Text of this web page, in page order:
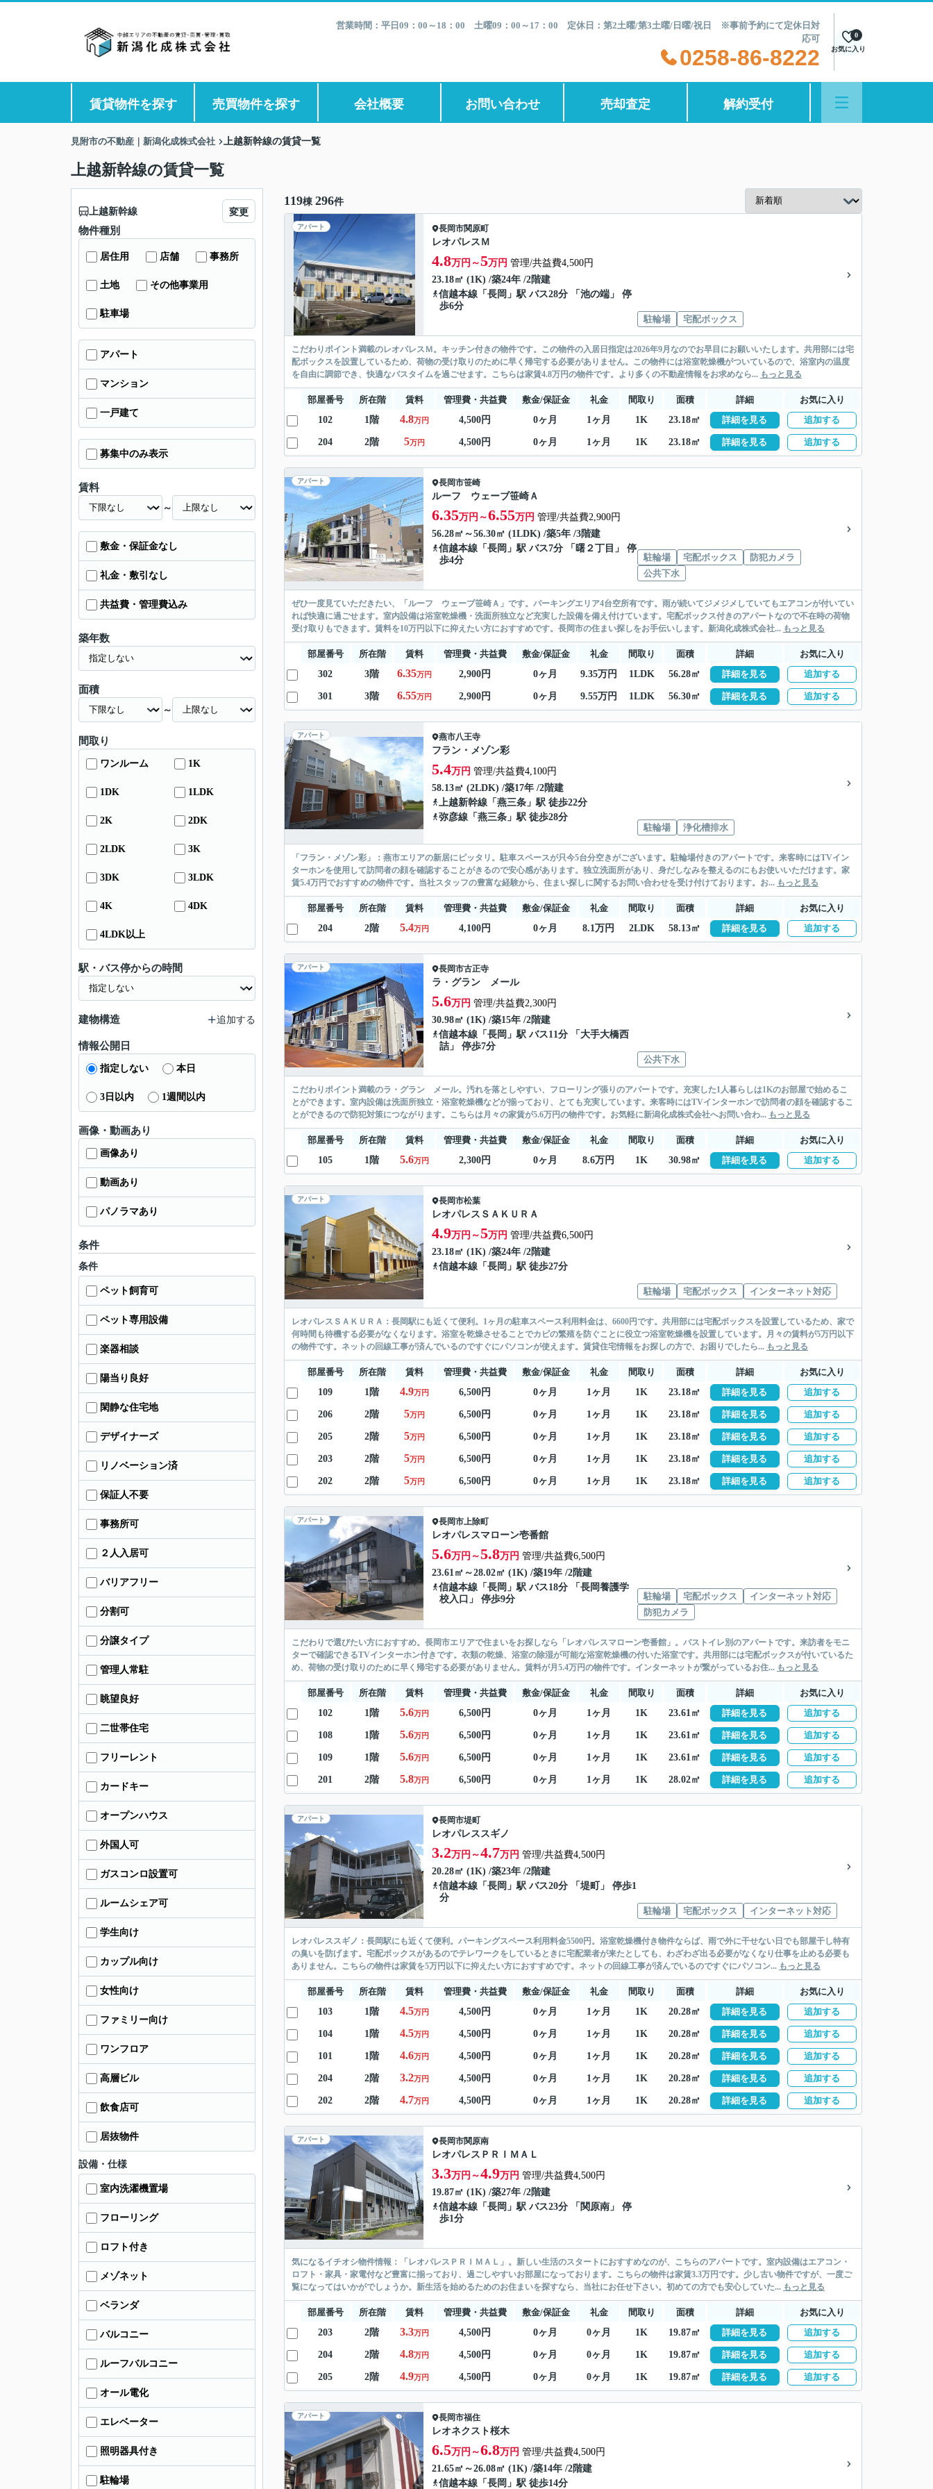
営業時間：平日09：00～18：00 土曜09：00～17：00 定休日：第2土曜/第3土曜/日曜/祝日 ※事前予約にて定休日対
応可
0258-86-8222 お気に入り
0
賃貸物件を探す 売買物件を探す 会社概要 お問い合わせ 売却査定 解約受付
見附市の不動産｜新潟化成株式会社 上越新幹線の賃貸一覧
上越新幹線の賃貸一覧
119棟 296件
アパート 長岡市関原町
レオパレスＭ
4.8万円～5万円 管理/共益費4,500円
23.18㎡ (1K) /築24年 /2階建
信越本線 「 長岡 」駅 バス28分 「池の端」 停
歩6分
駐輪場
宅配ボックス
こだわりポイント満載のレオパレスＭ。キッチン付きの物件です。この物件の入居日指定は2026年9月なのでお早目にお願いいたします。共用部には宅
配ボックスを設置しているため、荷物の受け取りのために早く帰宅する必要がありません。この物件には浴室乾燥機がついているので、浴室内の温度
を自由に調節でき、快適なバスタイムを過ごせます。こちらは家賃4.8万円の物件です。より多くの不動産情報をお求めなら... もっと見る
部屋番号 所在階 賃料 管理費・共益費 敷金/保証金 礼金 間取り 面積 詳細
お気に入り
102
1階 4.8万円 4,500円 0ヶ月 1ヶ月 1K 23.18㎡ 詳細を見る 追加する
204 2階 5万円 4,500円 0ヶ月 1ヶ月 1K 23.18㎡ 詳細を見る 追加する
アパート 長岡市笹崎
ルーフ ウェーブ笹崎Ａ
6.35万円～6.55万円 管理/共益費2,900円
56.28㎡～56.30㎡ (1LDK) /築5年 /3階建
信越本線 「 長岡 」駅 バス7分 「曙２丁目」 停
歩4分
駐輪場 宅配ボックス
防犯カメラ
公共下水
ぜひ一度見ていただきたい、「ルーフ ウェーブ笹崎Ａ」です。パーキングエリア4台空所有です。雨が続いてジメジメしていてもエアコンが付いてい
れば快適に過ごせます。室内設備は浴室乾燥機・洗面所独立など充実した設備を備え付けています。宅配ボックス付きのアパートなので不在時の荷物
受け取りもできます。賃料を10万円以下に抑えたい方におすすめです。長岡市の住まい探しをお手伝いします。新潟化成株式会社... もっと見る
部屋番号 所在階 賃料 管理費・共益費 敷金/保証金 礼金 間取り 面積 詳細
お気に入り
302
3階 6.35万円 2,900円 0ヶ月 9.35万円 1LDK 56.28㎡ 詳細を見る 追加する
301 3階 6.55万円 2,900円 0ヶ月 9.55万円 1LDK 56.30㎡ 詳細を見る 追加する
アパート 燕市八王寺
フラン・メゾン彩
5.4万円 管理/共益費4,100円
58.13㎡ (2LDK) /築17年 /2階建
上越新幹線 「 燕三条 」駅 徒歩22分
弥彦線 「 燕三条 」駅 徒歩28分
駐輪場
浄化槽排水
「フラン・メゾン彩」：燕市エリアの新居にピッタリ。駐車スペースが只今5台分空きがございます。駐輪場付きのアパートです。来客時にはTVイン
ターホンを使用して訪問者の顔を確認することがきるので安心感があります。独立洗面所があり、身だしなみを整えるのにもお使いいただけます。家
賃5.4万円でおすすめの物件です。当社スタッフの豊富な経験から、住まい探しに関するお問い合わせを受け付けております。お... もっと見る
部屋番号 所在階 賃料 管理費・共益費 敷金/保証金 礼金 間取り 面積 詳細
お気に入り
204
2階 5.4万円 4,100円 0ヶ月 8.1万円 2LDK 58.13㎡ 詳細を見る 追加する
アパート 長岡市古正寺
ラ・グラン メール
5.6万円 管理/共益費2,300円
30.98㎡ (1K) /築15年 /2階建
信越本線 「 長岡 」駅 バス11分 「大手大橋西
詰」 停歩7分
公共下水
こだわりポイント満載のラ・グラン メール。汚れを落としやすい、フローリング張りのアパートです。充実した1人暮らしは1Kのお部屋で始めるこ
とができます。室内設備は洗面所独立・浴室乾燥機などが揃っており、とても充実しています。来客時にはTVインターホンで訪問者の顔を確認するこ
とができるので防犯対策につながります。こちらは月々の家賃が5.6万円の物件です。お気軽に新潟化成株式会社へお問い合わ... もっと見る
部屋番号 所在階 賃料 管理費・共益費 敷金/保証金 礼金 間取り 面積 詳細
お気に入り
105
1階 5.6万円 2,300円 0ヶ月 8.6万円 1K 30.98㎡ 詳細を見る 追加する
アパート 長岡市松葉
レオパレスＳＡＫＵＲＡ
4.9万円～5万円 管理/共益費6,500円
23.18㎡ (1K) /築24年 /2階建
信越本線 「 長岡 」駅 徒歩27分
駐輪場 宅配ボックス インターネット対応
レオパレスＳＡＫＵＲＡ：長岡駅にも近くて便利。1ヶ月の駐車スペース利用料金は、6600円です。共用部には宅配ボックスを設置しているため、家で
何時間も待機する必要がなくなります。浴室を乾燥させることでカビの繁殖を防ぐことに役立つ浴室乾燥機を設置しています。月々の賃料が5万円以下
の物件です。ネットの回線工事が済んでいるのですぐにパソコンが使えます。賃貸住宅情報をお探しの方で、お困りでしたら... もっと見る
部屋番号 所在階 賃料 管理費・共益費 敷金/保証金 礼金 間取り 面積 詳細
お気に入り
109
1階 4.9万円 6,500円 0ヶ月 1ヶ月 1K 23.18㎡ 詳細を見る 追加する
206 2階 5万円 6,500円 0ヶ月 1ヶ月 1K 23.18㎡ 詳細を見る 追加する
205 2階 5万円 6,500円 0ヶ月 1ヶ月 1K 23.18㎡ 詳細を見る 追加する
203 2階 5万円 6,500円 0ヶ月 1ヶ月 1K 23.18㎡ 詳細を見る 追加する
202 2階 5万円 6,500円 0ヶ月 1ヶ月 1K 23.18㎡ 詳細を見る 追加する
アパート 長岡市上除町
レオパレスマローン壱番館
5.6万円～5.8万円 管理/共益費6,500円
23.61㎡～28.02㎡ (1K) /築19年 /2階建
信越本線 「 長岡 」駅 バス18分 「長岡養護学
校入口」 停歩9分
駐輪場 宅配ボックス
インターネット対応
防犯カメラ
こだわりで選びたい方におすすめ。長岡市エリアで住まいをお探しなら「レオパレスマローン壱番館」。バストイレ別のアパートです。来訪者をモニ
ターで確認できるTVインターホン付きです。衣類の乾燥、浴室の除湿が可能な浴室乾燥機の付いた浴室です。共用部には宅配ボックスが付いているた
め、荷物の受け取りのために早く帰宅する必要がありません。賃料が月5.4万円の物件です。インターネットが繋がっているお住... もっと見る
部屋番号 所在階 賃料 管理費・共益費 敷金/保証金 礼金 間取り 面積 詳細
お気に入り
102
1階 5.6万円 6,500円 0ヶ月 1ヶ月 1K 23.61㎡ 詳細を見る 追加する
108 1階 5.6万円 6,500円 0ヶ月 1ヶ月 1K 23.61㎡ 詳細を見る 追加する
109 1階 5.6万円 6,500円 0ヶ月 1ヶ月 1K 23.61㎡ 詳細を見る 追加する
201 2階 5.8万円 6,500円 0ヶ月 1ヶ月 1K 28.02㎡ 詳細を見る 追加する
アパート 長岡市堤町
レオパレススギノ
3.2万円～4.7万円 管理/共益費4,500円
20.28㎡ (1K) /築23年 /2階建
信越本線 「 長岡 」駅 バス20分 「堤町」 停歩1
分
駐輪場
宅配ボックス インターネット対応
レオパレススギノ：長岡駅にも近くて便利。パーキングスペース利用料金5500円。浴室乾燥機付き物件ならば、雨で外に干せない日でも部屋干し特有
の臭いを防げます。宅配ボックスがあるのでテレワークをしているときに宅配業者が来たとしても、わざわざ出る必要がなくなり仕事を止める必要も
ありません。こちらの物件は家賃を5万円以下に抑えたい方におすすめです。ネットの回線工事が済んでいるのですぐにパソコン... もっと見る
部屋番号 所在階 賃料 管理費・共益費 敷金/保証金 礼金 間取り 面積 詳細
お気に入り
103
1階 4.5万円 4,500円 0ヶ月 1ヶ月 1K 20.28㎡ 詳細を見る 追加する
104 1階 4.5万円 4,500円 0ヶ月 1ヶ月 1K 20.28㎡ 詳細を見る 追加する
101 1階 4.6万円 4,500円 0ヶ月 1ヶ月 1K 20.28㎡ 詳細を見る 追加する
204 2階 3.2万円 4,500円 0ヶ月 1ヶ月 1K 20.28㎡ 詳細を見る 追加する
202 2階 4.7万円 4,500円 0ヶ月 1ヶ月 1K 20.28㎡ 詳細を見る 追加する
アパート 長岡市関原南
レオパレスＰＲＩＭＡＬ
3.3万円～4.9万円 管理/共益費4,500円
19.87㎡ (1K) /築27年 /2階建
信越本線 「 長岡 」駅 バス23分 「関原南」 停
歩1分
気になるイチオシ物件情報：「レオパレスＰＲＩＭＡＬ」。新しい生活のスタートにおすすめなのが、こちらのアパートです。室内設備はエアコン・
ロフト・家具・家電付など豊富に揃っており、過ごしやすいお部屋になっております。こちらの物件は家賃3.3万円です。少し古い物件ですが、一度ご
覧になってはいかがでしょうか。新生活を始めるためのお住まいを探すなら、当社にお任せ下さい。初めての方でも安心していた... もっと見る
部屋番号 所在階 賃料 管理費・共益費 敷金/保証金 礼金 間取り 面積 詳細
お気に入り
203
2階 3.3万円 4,500円 0ヶ月 0ヶ月 1K 19.87㎡ 詳細を見る 追加する
204 2階 4.8万円 4,500円 0ヶ月 0ヶ月 1K 19.87㎡ 詳細を見る 追加する
205 2階 4.9万円 4,500円 0ヶ月 0ヶ月 1K 19.87㎡ 詳細を見る 追加する
アパート 長岡市福住
レオネクスト桜木
6.5万円～6.8万円 管理/共益費4,500円
21.65㎡～26.08㎡ (1K) /築14年 /2階建
信越本線 「 長岡 」駅 徒歩14分
上越新幹線 変更
物件種別
居住用 店舗 事務所
土地 その他事業用
駐車場
アパート
マンション
一戸建て
募集中のみ表示
賃料
～
敷金・保証金なし
礼金・敷引なし
共益費・管理費込み
築年数
面積
～
間取り
ワンルーム 1K
1DK 1LDK
2K 2DK
2LDK 3K
3DK 3LDK
4K 4DK
4LDK以上
駅・バス停からの時間
建物構造 追加する
情報公開日
指定しない 本日
3日以内 1週間以内
画像・動画あり
画像あり
動画あり
パノラマあり
条件
条件
ペット飼育可
ペット専用設備
楽器相談
陽当り良好
閑静な住宅地
デザイナーズ
リノベーション済
保証人不要
事務所可
２人入居可
バリアフリー
分割可
分譲タイプ
管理人常駐
眺望良好
二世帯住宅
フリーレント
カードキー
オープンハウス
外国人可
ガスコンロ設置可
ルームシェア可
学生向け
カップル向け
女性向け
ファミリー向け
ワンフロア
高層ビル
飲食店可
居抜物件
設備・仕様
室内洗濯機置場
フローリング
ロフト付き
メゾネット
ベランダ
バルコニー
ルーフバルコニー
オール電化
エレベーター
照明器具付き
駐輪場